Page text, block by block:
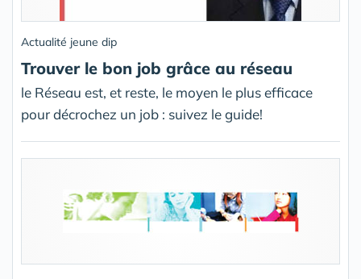
Actualité jeune dip
Trouver le bon job grâce au réseau
le Réseau est, et reste, le moyen le plus efficace
pour décrochez un job : suivez le guide!